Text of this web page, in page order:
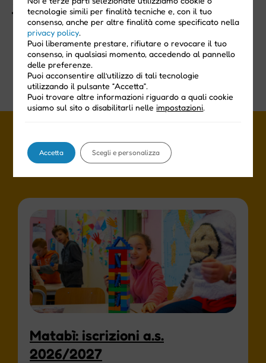
Biennale Tecnologia
Leggi anche
Matabì: iscrizioni a.s.
2026/2027
tecnologie simili per finalità tecniche e, con il tuo
consenso, anche per altre finalità come specificato nella
privacy policy.
Puoi liberamente prestare, rifiutare o revocare il tuo
consenso, in qualsiasi momento, accedendo al pannello
delle preferenze.
Puoi acconsentire all’utilizzo di tali tecnologie
utilizzando il pulsante “Accetta”.
Puoi trovare altre informazioni riguardo a quali cookie
usiamo sul sito o disabilitarli nelle impostazioni.
Accetta Scegli e personalizza